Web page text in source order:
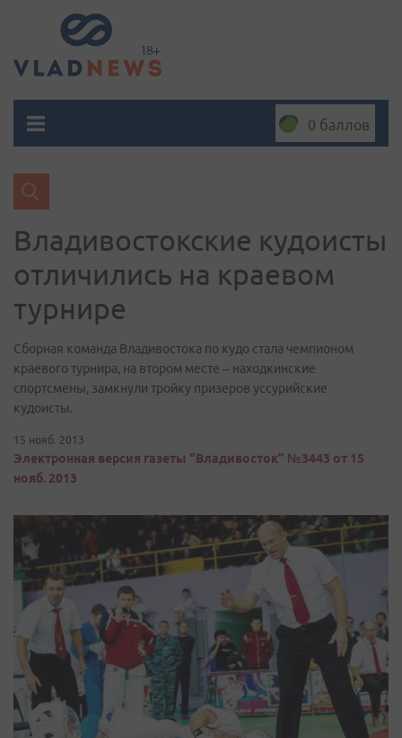
0 баллов
Владивостокские кудоисты
отличились на краевом
турнире
Сборная команда Владивостока по кудо стала чемпионом
краевого турнира, на втором месте – находкинские
спортсмены, замкнули тройку призеров уссурийские
кудоисты.
15 нояб. 2013
Электронная версия газеты "Владивосток" №3443 от 15
нояб. 2013